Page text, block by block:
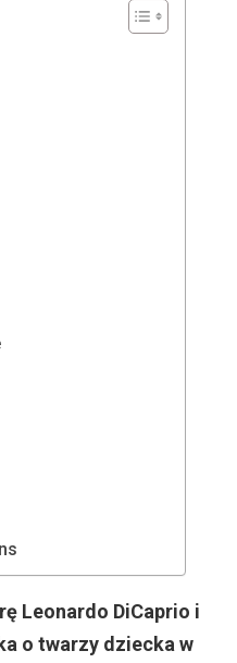
Leonardo DiCaprio i
o twarzy dziecka w